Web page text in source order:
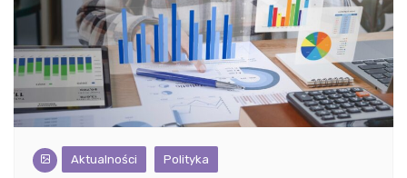
Aktualności Polityka